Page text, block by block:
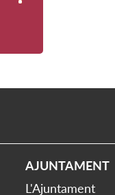
AJUNTAMENT
L'Ajuntament